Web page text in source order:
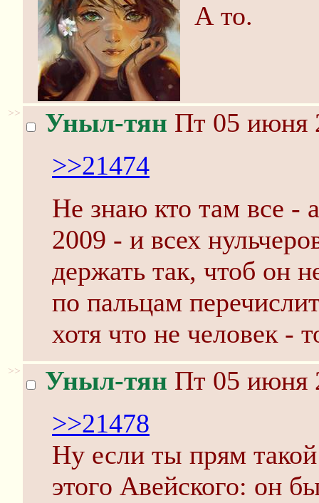
А то.
>> Уныл-тян Пт 05 июня
>>21474
Не знаю кто там все -
2009 - и всех
держать так, чтоб он
по пальцам
хотя что не человек -
>> Уныл-тян Пт 05 июня
>>21478
Ну если ты прям
этого Авейского: он